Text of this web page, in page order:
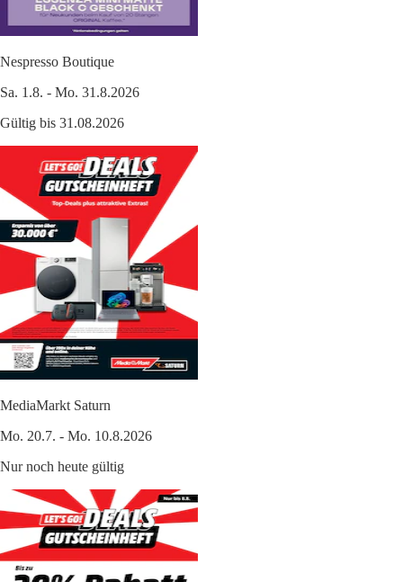
Nespresso Boutique
Sa. 1.8. - Mo. 31.8.2026
Gültig bis 31.08.2026
MediaMarkt Saturn
Mo. 20.7. - Mo. 10.8.2026
Nur noch heute gültig